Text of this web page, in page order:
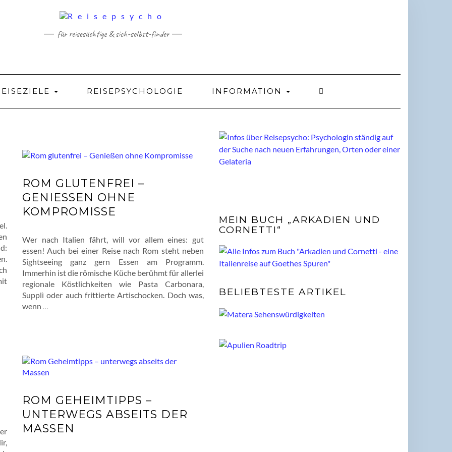
für reisesüchtige & sich-selbst-finder
REISEPSYCHOLOGIE INFORMATION
ROM GLUTENFREI –
GENIESSEN OHNE K
OMPROMISSE
Wer nach Italien fährt, will vor allem eines: gut
essen! Auch bei einer Reise nach Rom steht neben
Sightseeing ganz gern Essen am Programm.
Immerhin ist die römische Küche berühmt für allerlei
regionale Köstlichkeiten wie Pasta Carbonara,
Supplì oder auch frittierte Artischocken. Doch was,
wenn
ROM GEHEIMTIPPS –
UNTERWEGS ABSEITS DER
MASSEN
MEIN BUCH „ARKADIEN UND
CORNETTI“
BELIEBTESTE ARTIKEL